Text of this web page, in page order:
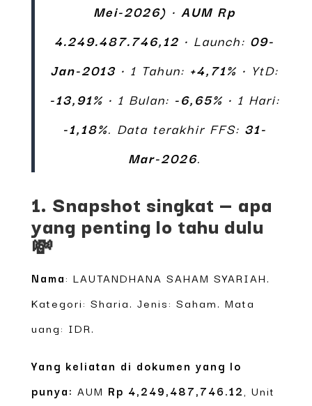
Mei-2026) • AUM Rp
4.249.487.746,12 • Launch: 09-
Jan-2013 • 1 Tahun: +4,71% • YtD:
-13,91% • 1 Bulan: -6,65% • 1 Hari:
-1,18%. Data terakhir FFS: 31-
Mar-2026.
1. Snapshot singkat — apa
yang penting lo tahu dulu
💸
Nama: LAUTANDHANA SAHAM SYARIAH.
Kategori: Sharia. Jenis: Saham. Mata
uang: IDR.
Yang keliatan di dokumen yang lo
punya: AUM Rp 4,249,487,746.12 , Unit